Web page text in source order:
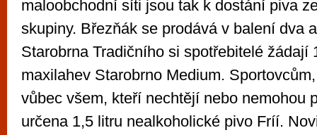
maloobchodní síti jsou tak k dostání piva
skupiny. Březňák se prodává v balení dva
Starobrna Tradičního si spotřebitelé žádají
maxilahev Starobrno Medium.
vůbec všem, kteří nechtějí nebo nemohou
určena 1,5 litru nealkoholické pivo Fríí.